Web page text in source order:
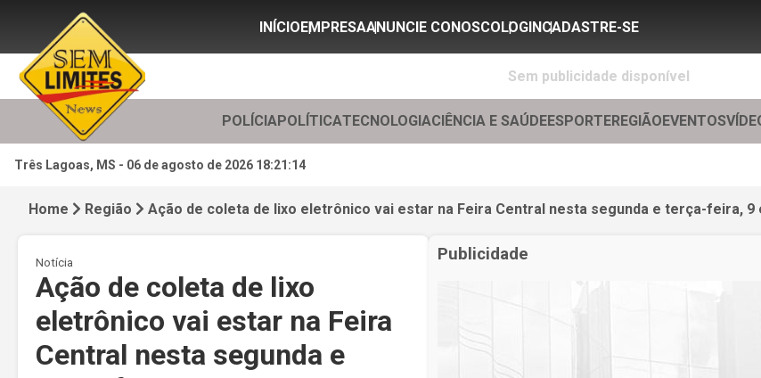
INÍCIOEMPRESAANUNCIE CONOSCOLOGINCADASTRE-SE
Sem publicidade disponível
POLÍCIAPOLÍTICATECNOLOGIACIÊNCIA E SAÚDEESPORTEREGIÃOEVENTOS
Três Lagoas, MS - 06 de agosto de 2026 18:21:16
Home Região Ação de coleta de lixo eletrônico vai estar na Feira Central nesta segunda e terça-feira, 9
Notícia
Ação de coleta de lixo
eletrônico vai estar na Feira
Central nesta segunda e
Publicidade